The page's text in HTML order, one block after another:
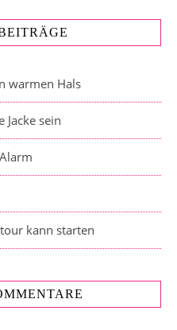
warmen Hals
Jacke sein
kann starten